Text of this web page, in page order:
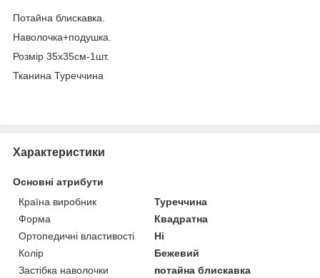
Потайна блискавка.
Наволочка+подушка.
Розмір 35х35см-1шт.
Тканина Туреччина
Характеристики
Основні атрибути
Країна виробник
Туреччина
Форма
Квадратна
Ортопедичні властивості
Ні
Колір
Бежевий
Застібка наволочки
потайна блискавка